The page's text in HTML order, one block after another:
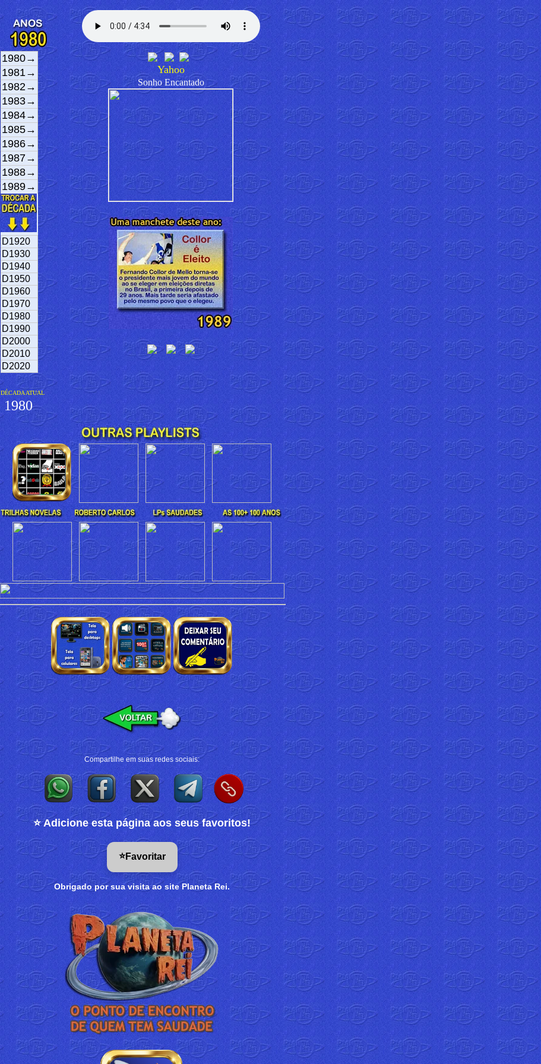
1980→
1981→
1982→
1983→
1984→
1985→
1986→
1987→
1988→
1989→
D1920
D1930
D1940
D1950
D1960
D1970
D1980
D1990
D2000
D2010
D2020
DÉCADA ATUAL
1980
Yahoo
Sonho Encantado
Compartilhe em suas redes sociais:
⭐ Adicione esta página aos seus favoritos!
⭐Favoritar
Obrigado por sua visita ao site Planeta Rei.